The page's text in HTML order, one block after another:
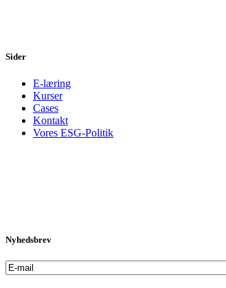
Sider
E-læring
Kurser
Cases
Kontakt
Vores ESG-Politik
Nyhedsbrev